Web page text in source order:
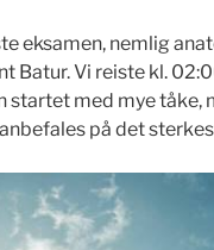
eksamen, nemlig
Batur. Vi reiste kl.
startet med mye tåke,
på det